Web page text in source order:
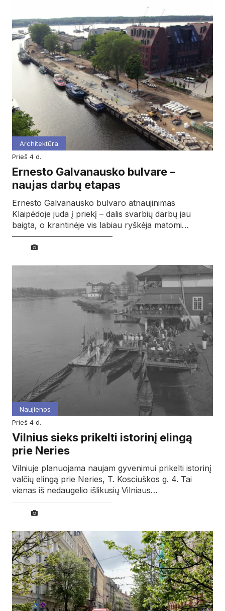
Architektūra
prieš 4 d.
Ernesto Galvanausko bulvare –
naujas darbų etapas
Ernesto Galvanausko bulvaro atnaujinimas
Klaipėdoje juda į priekį – dalis svarbių darbų jau
baigta, o krantinėje vis labiau ryškėja matomi…
Naujienos
prieš 4 d.
Vilnius sieks prikelti istorinį elingą
prie Neries
Vilniuje planuojama naujam gyvenimui prikelti istorinį
valčių elingą prie Neries, T. Kosciuškos g. 4. Tai
vienas iš nedaugelio išlikusių Vilniaus…